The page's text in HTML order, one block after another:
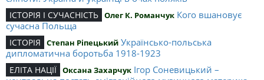
ІСТОРІЯ І СУЧАСНІСТЬ Олег К. Романчук Кого вшановує
сучасна Польща
ІСТОРІЯ Степан Ріпецький Українсько-польська
дипломатична боротьба 1918-1923
ЕЛІТА НАЦІЇ Оксана Захарчук Ігор Соневицький –